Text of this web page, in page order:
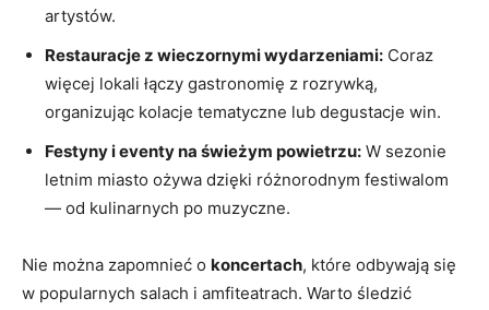
artystów.
Restauracje z wieczornymi wydarzeniami: Coraz
więcej lokali łączy gastronomię z rozrywką,
organizując kolacje tematyczne lub degustacje win.
Festyny i eventy na świeżym powietrzu: W sezonie
letnim miasto ożywa dzięki różnorodnym festiwalom
— od kulinarnych po muzyczne.
Nie można zapomnieć o koncertach, które odbywają się
w popularnych salach i amfiteatrach. Warto śledzić